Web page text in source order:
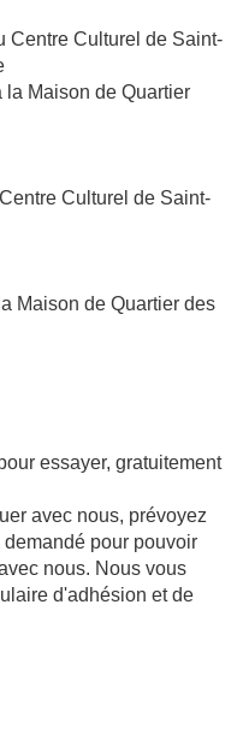
Centre Culturel de Saint-
la Maison de Quartier
Culturel de Saint-
Maison de Quartier des
essayer, gratuitement
avec nous, prévoyez
pour pouvoir
nous. Nous vous
d'adhésion et de